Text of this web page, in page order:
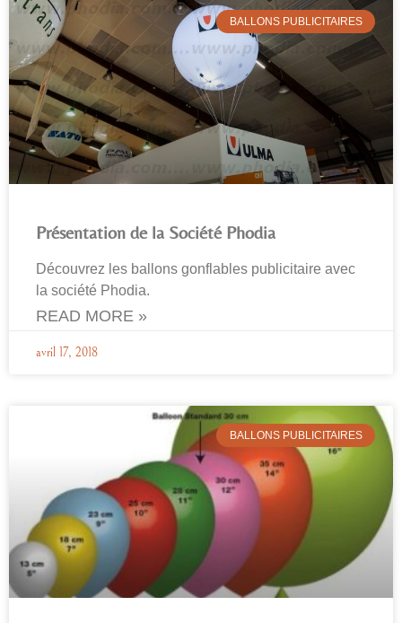
BALLONS PUBLICITAIRES
Présentation de la Société Phodia
Découvrez les ballons gonflables publicitaire avec
la société Phodia.
READ MORE »
avril 17, 2018
BALLONS PUBLICITAIRES